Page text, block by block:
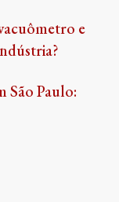
e
São Paulo: